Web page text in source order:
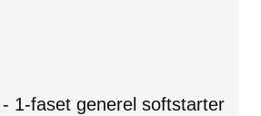
1-faset generel softstarter